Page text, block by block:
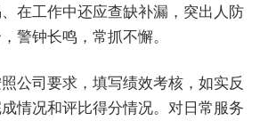
在工作中还应查缺补漏，突出人防
警钟长鸣，常抓不懈。
公司要求，填写绩效考核，如实反
情况和评比得分情况。对日常服务